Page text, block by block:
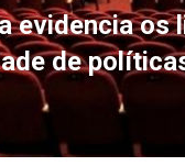
evidencia os
de